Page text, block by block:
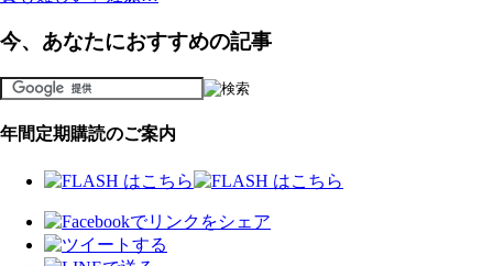
今、あなたにおすすめの記事
年間定期購読のご案内